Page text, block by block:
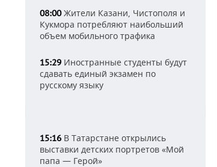
08:00Жители Казани, Чистополя и
Кукмора потребляют наибольший
объем мобильного трафика
15:29 Иностранные студенты будут
сдавать единый экзамен по
русскому языку
15:16 В Татарстане открылись
выставки детских портретов «Мой
папа — Герой»